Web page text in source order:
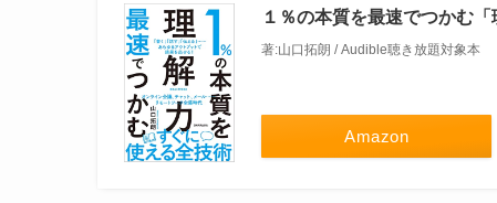
１％の本質を最速でつかむ「
著:山口拓朗 / Audible聴き放題対象本
Amazon